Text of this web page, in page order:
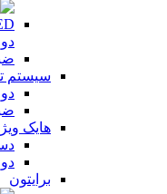
سیستم
هایک
برایتون